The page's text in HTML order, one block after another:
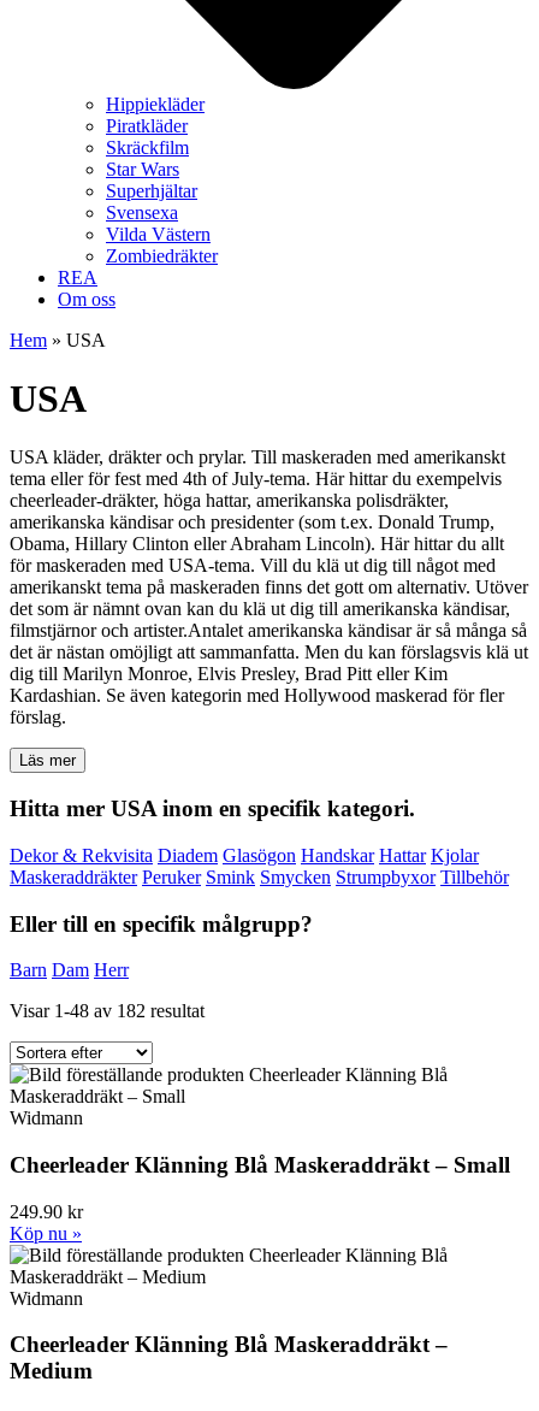
Hippiekläder
Piratkläder
Skräckfilm
Star Wars
Superhjältar
Svensexa
Vilda Västern
Zombiedräkter
REA
Om oss
Hem » USA
USA
USA kläder, dräkter och prylar. Till maskeraden med amerikanskt
tema eller för fest med 4th of July-tema. Här hittar du exempelvis
cheerleader-dräkter, höga hattar, amerikanska polisdräkter,
amerikanska kändisar och presidenter (som t.ex. Donald Trump,
Obama, Hillary Clinton eller Abraham Lincoln). Här hittar du allt
för maskeraden med USA-tema. Vill du klä ut dig till något med
amerikanskt tema på maskeraden finns det gott om alternativ. Utöver
det som är nämnt ovan kan du klä ut dig till amerikanska kändisar,
filmstjärnor och artister.Antalet amerikanska kändisar är så många så
det är nästan omöjligt att sammanfatta. Men du kan förslagsvis klä ut
dig till Marilyn Monroe, Elvis Presley, Brad Pitt eller Kim
Kardashian. Se även kategorin med Hollywood maskerad för fler
förslag.
Läs mer
Hitta mer USA inom en specifik kategori.
Dekor & Rekvisita Diadem Glasögon Handskar Hattar Kjolar
Maskeraddräkter Peruker Smink Smycken Strumpbyxor Tillbehör
Eller till en specifik målgrupp?
Barn Dam Herr
Visar 1-48 av 182 resultat
Widmann
Cheerleader Klänning Blå Maskeraddräkt – Small
249.90 kr
Köp nu »
Widmann
Cheerleader Klänning Blå Maskeraddräkt –
Medium